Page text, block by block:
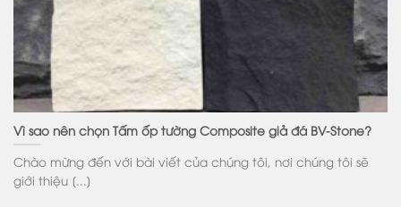
Vì sao nên chọn Tấm ốp tường Composite giả đá BV-Stone?
Chào mừng đến với bài viết của chúng tôi, nơi chúng tôi sẽ
giới thiệu [...]